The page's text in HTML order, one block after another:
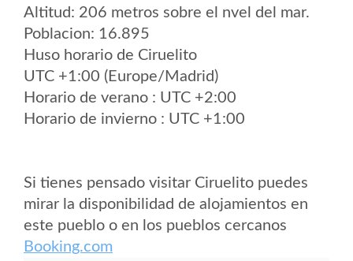
Altitud: 206 metros sobre el nvel del mar.
Poblacion: 16.895
Huso horario de Ciruelito
UTC +1:00 (Europe/Madrid)
Horario de verano : UTC +2:00
Horario de invierno : UTC +1:00
Si tienes pensado visitar Ciruelito puedes
mirar la disponibilidad de alojamientos en
este pueblo o en los pueblos cercanos
Booking.com